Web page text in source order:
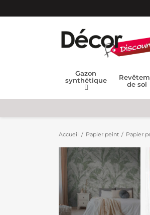
Gazon
synthétique
de sol
Accueil Papier peint Papier